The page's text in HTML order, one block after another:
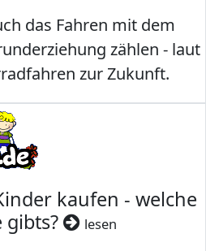
das Fahren mit dem
zählen - laut
zur Zukunft.
kaufen - welche
gibts?
lesen